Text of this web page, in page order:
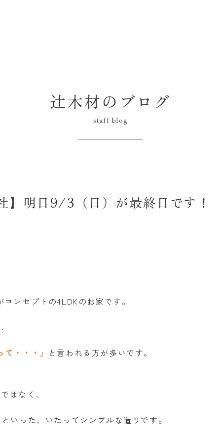
辻木材のブログ
staff blog
】明日9/3（日）が最終日です！
コンセプトの4LDKのお家です。
・・・」 と言われる方が多いです。
はなく、
いった、いたってシンプルな造りです。